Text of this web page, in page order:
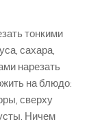
тонкими
сахара,
нарезать
на блюдо:
сверху
Ничем